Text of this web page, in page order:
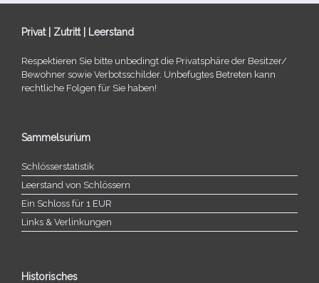
Privat | Zutritt | Leerstand
Respektieren Sie bitte unbe­dingt die Privatsphäre der Besitzer/​
Bewohner sowie Verbotsschilder. Unbefugtes Betreten kann
recht­li­che Folgen für Sie haben!
Sammelsurium
Schlösserstatistik
Leerstand von Schlössern
Ein Schloss für 1 EUR
Links & Verlinkungen
Historisches